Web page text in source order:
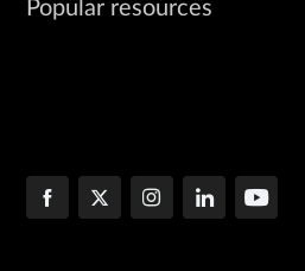
Popular resources